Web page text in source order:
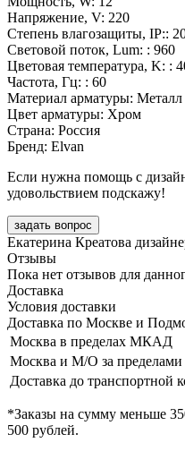
Напряжение, V: 220
Степень влагозащиты, IP::
Световой поток, Lum: : 960
Цветовая температура, K: :
Частота, Гц: : 60
Материал арматуры: Металл
Цвет арматуры: Хром
Страна: Россия
Бренд: Elvan
Если нужна помощь с
удовольствием подскажу!
задать вопрос
Екатерина Креатова
Отзывы
Пока нет отзывов для
Доставка
Условия доставки
Доставка по Москве и
Москва в пределах МКАД
Москва и М/О за
Доставка до транспортной
*Заказы на сумму меньше
500 рублей.